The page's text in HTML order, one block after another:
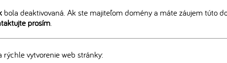
bola deaktivovaná. Ak ste majiteľom domény a máte záujem túto
prosím
rýchle vytvorenie web stránky: